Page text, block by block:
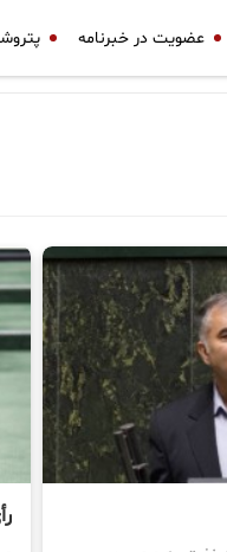
عضویت در خبرنامه